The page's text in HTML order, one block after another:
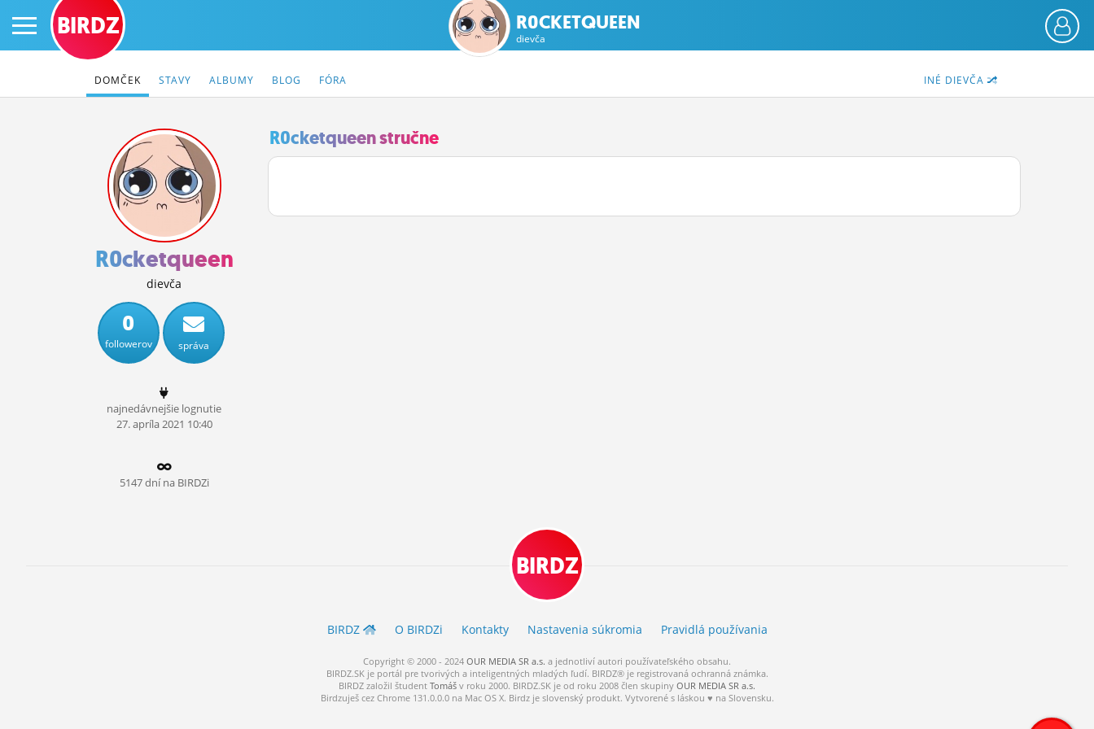
PRIHLÁS SA
ČINŽIAK
FÓRUM
BLOGY
OBRÁZKY
MÔJ PROFIL
ROLETA
BIRDZ R0CKETQUEEN
dievča
INÉ DIEVČA
DOMČEK STAVY ALBUMY BLOG FÓRA
R0cketqueen
dievča
0
followerov správa
najnedávnejšie lognutie
27.apríla2021 10:40
5147 dní na BIRDZi
R0cketqueen stručne
BIRDZ
BIRDZ O BIRDZi Kontakty Nastavenia súkromia Pravidlá používania
Copyright © 2000 - 2024 OUR MEDIA SR a.s. a jednotliví autori používateľského obsahu.
BIRDZ.SK je portál pre tvorivých a inteligentných mladých ľudí. BIRDZ® je registrovaná ochranná známka.
BIRDZ založil študent Tomáš v roku 2000. BIRDZ.SK je od roku 2008 člen skupiny OUR MEDIA SR a.s.
Birdzuješ cez Chrome 131.0.0.0 na Mac OS X. Birdz je slovenský produkt. Vytvorené s láskou ♥ na Slovensku.